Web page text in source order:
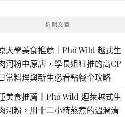
近期文章
大學美食推薦｜Phở Wild 越式生
河粉中原店，學長姐狂推的高CP
常料理與新生必看點餐全攻略
美食推薦｜Phở Wild 迴萊越式生
河粉，用十二小時熬煮的溫潤清